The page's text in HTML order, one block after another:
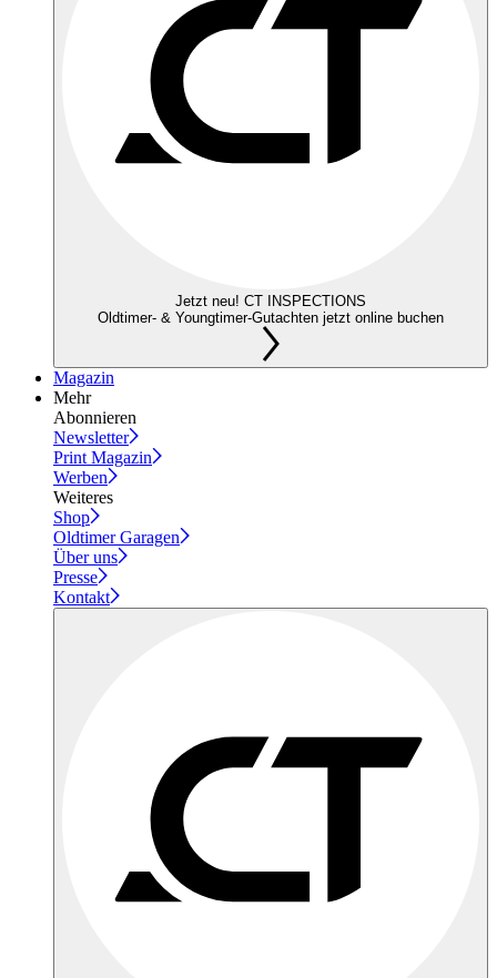
Jetzt neu! CT INSPECTIONS
Oldtimer- & Youngtimer-Gutachten jetzt online buchen
Magazin
Mehr
Abonnieren
Newsletter
Print Magazin
Werben
Weiteres
Shop
Oldtimer Garagen
Über uns
Presse
Kontakt